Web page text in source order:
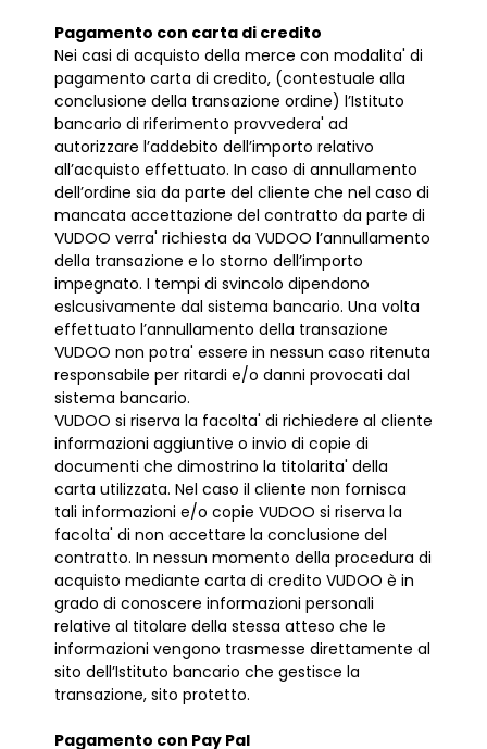
Pagamento con carta di credito
Nei casi di acquisto della merce con modalita' di
pagamento carta di credito, (contestuale alla
conclusione della transazione ordine) l’Istituto
bancario di riferimento provvedera' ad
autorizzare l’addebito dell’importo relativo
all’acquisto effettuato. In caso di annullamento
dell’ordine sia da parte del cliente che nel caso di
mancata accettazione del contratto da parte di
VUDOO verra' richiesta da VUDOO l’annullamento
della transazione e lo storno dell’importo
impegnato. I tempi di svincolo dipendono
eslcusivamente dal sistema bancario. Una volta
effettuato l’annullamento della transazione
VUDOO non potra' essere in nessun caso ritenuta
responsabile per ritardi e/o danni provocati dal
sistema bancario.
VUDOO si riserva la facolta' di richiedere al cliente
informazioni aggiuntive o invio di copie di
documenti che dimostrino la titolarita' della
carta utilizzata. Nel caso il cliente non fornisca
tali informazioni e/o copie VUDOO si riserva la
facolta' di non accettare la conclusione del
contratto. In nessun momento della procedura di
acquisto mediante carta di credito VUDOO è in
grado di conoscere informazioni personali
relative al titolare della stessa atteso che le
informazioni vengono trasmesse direttamente al
sito dell’Istituto bancario che gestisce la
transazione, sito protetto.
Pagamento con Pay Pal